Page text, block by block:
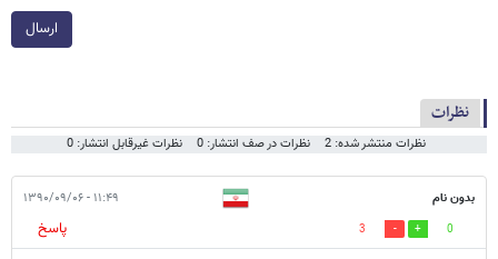
ارسال
نظرات
نظرات منتشر شده: 2 نظرات در صف انتشار: 0 نظرات غیرقابل انتشار: 0
بدون نام ۱۱:۴۹ - ۱۳۹۰/۰۹/۰۶
0
3
پاسخ